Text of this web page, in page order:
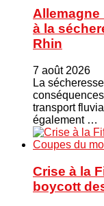
Allemagne
à la
Rhin
7 août 2026
La
transport
également …
Crise à la
boycott